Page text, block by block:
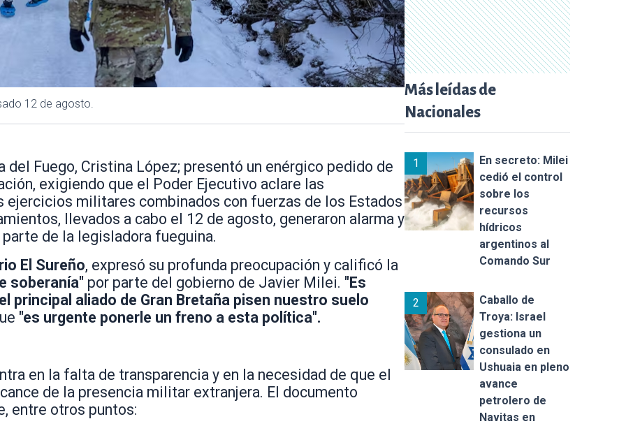
12 de agosto.
del Fuego, Cristina López; presentó un enérgico pedido de
exigiendo que el Poder Ejecutivo aclare las
militares combinados con fuerzas de los Estados
llevados a cabo el 12 de agosto, generaron alarma y
de la legisladora fueguina.
El Sureño, expresó su profunda preocupación y calificó la
soberanía" por parte del gobierno de Javier Milei. "Es
principal aliado de Gran Bretaña pisen nuestro suelo
"es urgente ponerle un freno a esta política".
en la falta de transparencia y en la necesidad de que el
de la presencia militar extranjera. El documento
entre otros puntos:
Más leídas de
Nacionales
1
En secreto: Milei
cedió el control
sobre los
recursos
hídricos
argentinos al
Comando Sur
2
Caballo de
Troya: Israel
gestiona un
consulado en
Ushuaia en pleno
avance
petrolero de
Navitas en